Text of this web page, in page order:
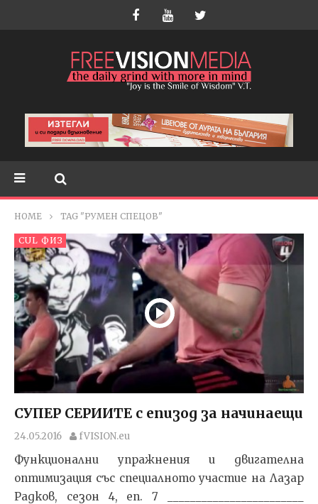
HOME TAG "РУМЕН СПЕЦОВ"
CUL ФИЗ
СУПЕР СЕРИИТЕ с епизод за начинаещи
24.05.2016 fVISION.eu
Функционални упражнения и двигателна
оптимизация със специалното участие на Лазар
Радков, сезон 4, еп. 7 ________________________